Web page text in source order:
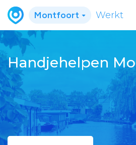
Montfoort Werkt
Handjehelpen